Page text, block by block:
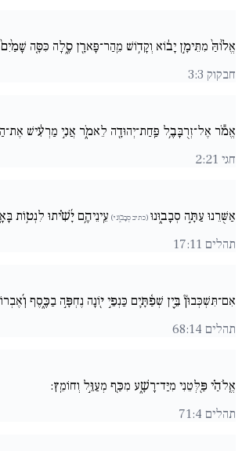
אֱל֙וֹהַּ֙ מִתֵּימָ֣ן יָב֔וֹא וְקָד֥וֹשׁ מֵֽהַר־פָּארָ֖ן סֶ֑לָה כִּסָּ֚ה
חבקוק 3:3
אֱמֹ֕ר אֶל־זְרֻבָּבֶ֥ל פַּֽחַת־יְהוּדָ֖ה לֵאמֹ֑ר אֲנִ֣י מַרְעִ֔ישׁ
חגי 2:21
אַשֻּׁרֵנוּ עַתָּ֣ה סְבָב֑וּנוּ (כתיב סְבָב֑וּניּ) עֵֽינֵיהֶ֥ם יָ֜שִׁ֗יתוּ לִנְט֥וֹת
תהלים 17:11
אִם־תִּשְׁכְּבוּן֘ בֵּ֪ין שְׁפַ֫תָּ֥יִם כַּנְפֵ֣י י֖וֹנָה נֶחְפָּ֣ה בַכֶּ֑סֶף
תהלים 68:14
אֱֽלֹהַ֗י פַּ֖לְּטֵנִי מִיַּד־רָשָׁ֑ע מִכַּ֖ף מְעַוֵּ֣ל וְחוֹמֵֽץ:
תהלים 71:4